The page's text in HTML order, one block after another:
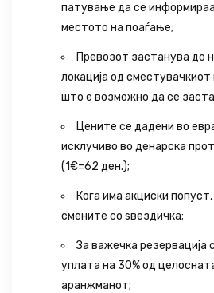
патување да се
местото на поаѓање;
Превозот застанува до
локација од
што е возможно да се
Цените се дадени во
исклучиво во денарска
(1€=62 ден.);
Кога има акциски
смените со ѕвездичка;
За важечка резервација
уплата на 30% од
аранжманот;